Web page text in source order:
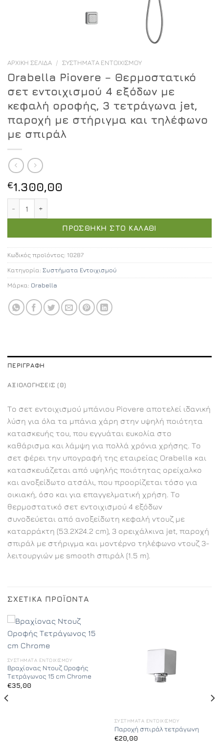
ΑΡΧΙΚΉ ΣΕΛΊΔΑ / ΣΥΣΤΉΜΑΤΑ ΕΝΤΟΙΧΙΣΜΟΎ
Orabella Piovere – Θερμοστατικό
σετ εντοιχισμού 4 εξόδων με
κεφαλή οροφής, 3 τετράγωνα jet,
παροχή με στήριγμα και τηλέφωνο
με σπιράλ
€1.300,00
ΠΡΟΣΘΉΚΗ ΣΤΟ ΚΑΛΆΘΙ
Κωδικός προϊόντος: 10287
Κατηγορία: Συστήματα Εντοιχισμού
Μάρκα: Orabella
ΠΕΡΙΓΡΑΦΉ
ΑΞΙΟΛΟΓΉΣΕΙΣ (0)
Το σετ εντοιχισμού μπάνιου Piovere αποτελεί ιδανική
λύση για όλα τα μπάνια χάρη στην υψηλή ποιότητα
κατασκευής του, που εγγυάται ευκολία στο
καθάρισμα και λάμψη για πολλά χρόνια χρήσης. Το
σετ φέρει την υπογραφή της εταιρείας Orabella και
κατασκευάζεται από υψηλής ποιότητας ορείχαλκο
και ανοξείδωτο ατσάλι, που προορίζεται τόσο για
οικιακή, όσο και για επαγγελματική χρήση. Το
θερμοστατικό σετ εντοιχισμού 4 εξόδων
συνοδεύεται από ανοξείδωτη κεφαλή ντουζ με
καταρράκτη (53.2Χ24.2 cm), 3 ορειχάλκινα jet, παροχή
σπιράλ με στήριγμα και μοντέρνο τηλέφωνο ντουζ 3-
λειτουργιών με smooth σπιράλ (1.5 m).
ΣΧΕΤΙΚΆ ΠΡΟΪΌΝΤΑ
ΣΥΣΤΉΜΑΤΑ ΕΝΤΟΙΧΙΣΜΟΎ
Βραχίονας Ντουζ Οροφής
Τετράγωνος 15 cm Chrome
€35,00
ΣΥΣΤΉΜΑΤΑ ΕΝΤΟΙΧΙΣΜΟΎ
Παροχή σπιράλ τετράγωνη
€20,00